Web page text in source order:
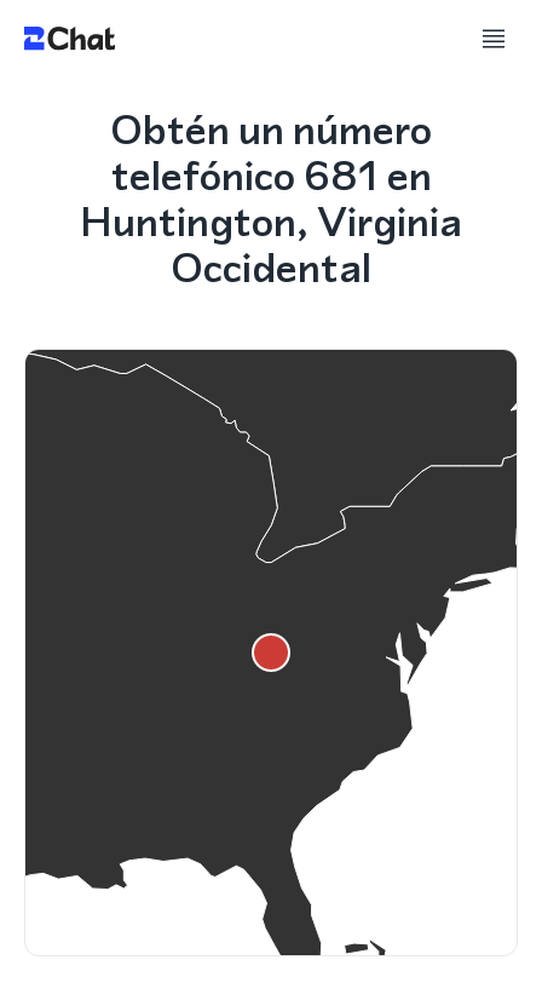
Obtén un número
telefónico 681 en
Huntington, Virginia
Occidental